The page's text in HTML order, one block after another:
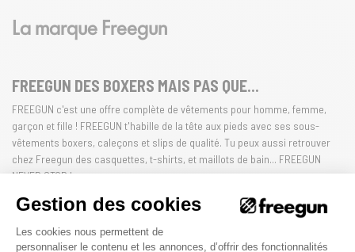
La marque Freegun
FREEGUN DES BOXERS MAIS PAS QUE...
FREEGUN c'est une offre complète de vêtements pour homme, femme,
garçon et fille ! FREEGUN t'habille de la tête aux pieds avec ses sous-
vêtements boxers, caleçons et slips de qualité. Tu peux aussi retrouver
chez Freegun des casquettes, t-shirts, et maillots de bain... FREEGUN
NEVER STOP !
HOMME FEMME ENFANT
Gestion des cookies
Plateforme de Gestion du
Les cookies nous permettent de
personnaliser le contenu et les annonces, d’offrir des fonctionnalités